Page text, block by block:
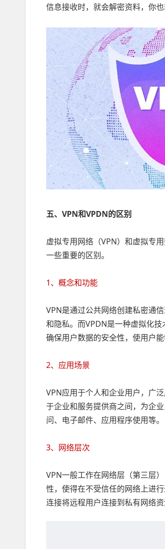
信息接收时，就会解密资料，你
五、VPN和VPDN的区别
虚拟专用网络（VPN）和虚拟专
一些重要的区别。
1、概念和功能
VPN是通过公共网络创建私密通
和隐私。而VPDN是一种虚拟化
确保用户数据的安全性，使用户
2、应用场景
VPN应用于个人和企业用户，广
于企业和服务提供商之间，为企
问、电子邮件、应用程序使用等。
3、网络层次
VPN一般工作在网络层（第三层
性，使得在不受信任的网络上进
连接将远程用户连接到私有网络资